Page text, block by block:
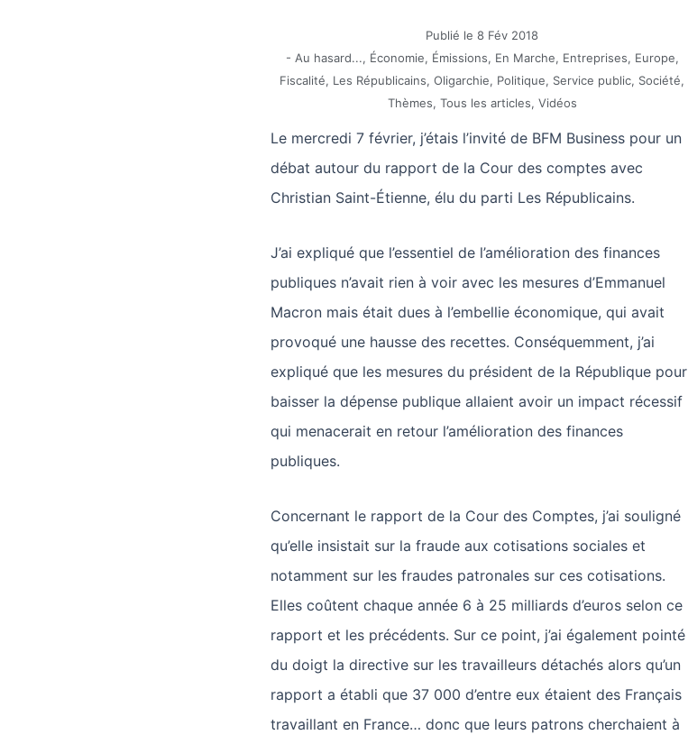
Publié le 8 Fév 2018
- Au hasard..., Économie, Émissions, En Marche, Entreprises, Europe,
Fiscalité, Les Républicains,Oligarchie, Politique, Service public, Société,
Thèmes, Tous les articles, Vidéos
Le mercredi 7 février, j’étais l’invité de BFM Business pour un
débat autour du rapport de la Cour des comptes avec
Christian Saint-Étienne, élu du parti Les Républicains.
J’ai expliqué que l’essentiel de l’amélioration des finances
publiques n’avait rien à voir avec les mesures d’Emmanuel
Macron mais était dues à l’embellie économique, qui avait
provoqué une hausse des recettes. Conséquemment, j’ai
expliqué que les mesures du président de la République pour
baisser la dépense publique allaient avoir un impact récessif
qui menacerait en retour l’amélioration des finances
publiques.
Concernant le rapport de la Cour des Comptes, j’ai souligné
qu’elle insistait sur la fraude aux cotisations sociales et
notamment sur les fraudes patronales sur ces cotisations.
Elles coûtent chaque année 6 à 25 milliards d’euros selon ce
rapport et les précédents. Sur ce point, j’ai également pointé
du doigt la directive sur les travailleurs détachés alors qu’un
rapport a établi que 37 000 d’entre eux étaient des Français
travaillant en France… donc que leurs patrons cherchaient à